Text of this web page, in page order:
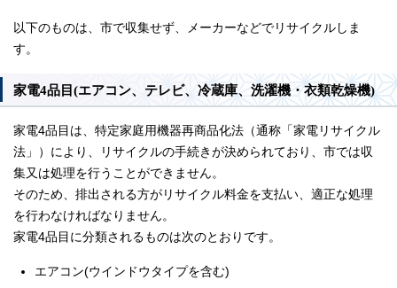
以下のものは、市で収集せず、メーカーなどでリサイクルしま
す。
家電4品目(エアコン、テレビ、冷蔵庫、洗濯機・衣類乾燥機)
家電4品目は、特定家庭用機器再商品化法（通称「家電リサイクル
法」）により、リサイクルの手続きが決められており、市では収
集又は処理を行うことができません。
そのため、排出される方がリサイクル料金を支払い、適正な処理
を行わなければなりません。
家電4品目に分類されるものは次のとおりです。
エアコン(ウインドウタイプを含む)